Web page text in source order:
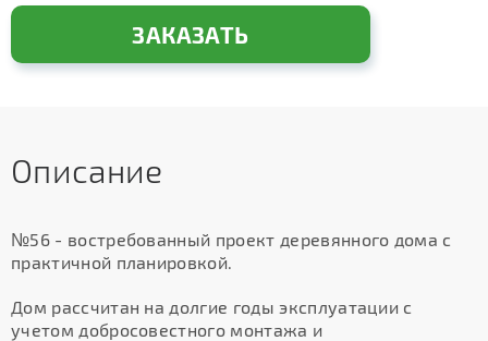
ЗАКАЗАТЬ
Описание
№56 - востребованный проект деревянного дома с
практичной планировкой.
Дом рассчитан на долгие годы эксплуатации с
учетом добросовестного монтажа и